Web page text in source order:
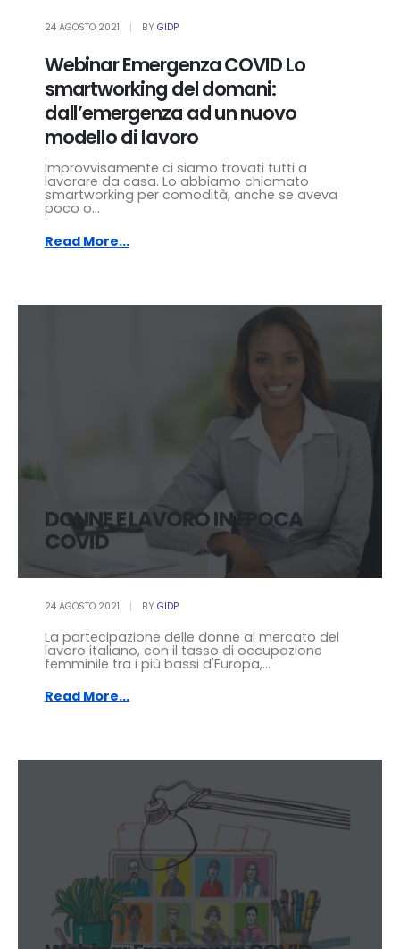
24 AGOSTO 2021 BY GIDP
Webinar Emergenza COVID Lo
smartworking del domani:
dall’emergenza ad un nuovo
modello di lavoro
Improvvisamente ci siamo trovati tutti a
lavorare da casa. Lo abbiamo chiamato
smartworking per comodità, anche se aveva
poco o...
Read More...
DONNE E LAVORO IN EPOCA
COVID
24 AGOSTO 2021 BY GIDP
La partecipazione delle donne al mercato del
lavoro italiano, con il tasso di occupazione
femminile tra i più bassi d'Europa,...
Read More...